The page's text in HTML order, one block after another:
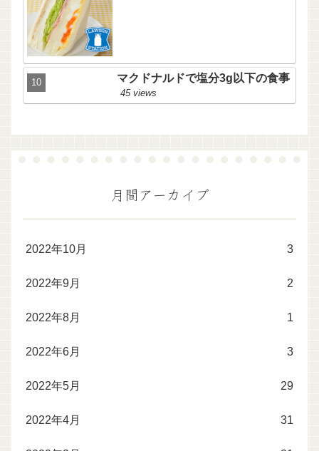
マクドナルドで塩分3g以下の食事
45 views
月間アーカイブ
2022年10月 3
2022年9月 2
2022年8月 1
2022年6月 3
2022年5月 29
2022年4月 31